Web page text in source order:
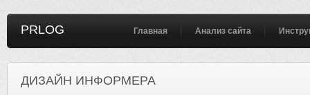
PRLOG Главная Анализ сайта
ДИЗАЙН ИНФОРМЕРА